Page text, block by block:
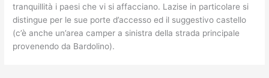
tranquillità i paesi che vi si affacciano. Lazise in particolare si
distingue per le sue porte d’accesso ed il suggestivo castello
(c’è anche un’area camper a sinistra della strada principale
provenendo da Bardolino).